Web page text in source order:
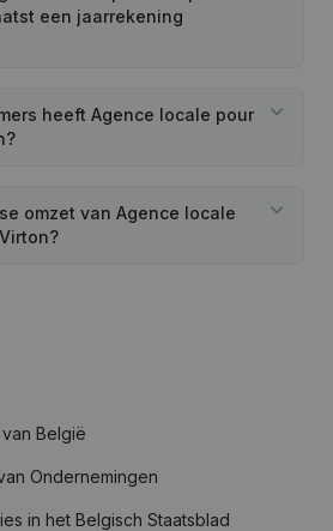
een jaarrekening
heeft Agence locale pour
omzet van Agence locale
België
Ondernemingen
in het Belgisch Staatsblad